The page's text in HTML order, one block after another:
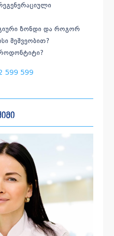
ზონდი და როგორ
მეშვეობით?
599 599